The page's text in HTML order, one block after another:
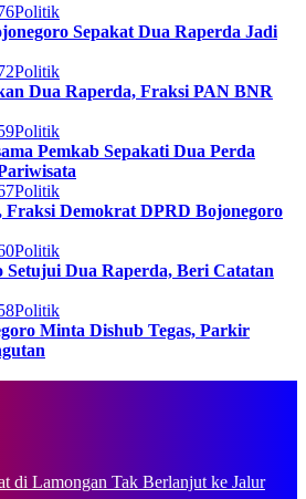
Politik
Sepakat Dua Raperda Jadi
Politik
Dua Raperda, Fraksi PAN BNR
Politik
Pemkab Sepakati Dua Perda
Politik
Demokrat DPRD Bojonegoro
Politik
Dua Raperda, Beri Catatan
Politik
Minta Dishub Tegas, Parkir